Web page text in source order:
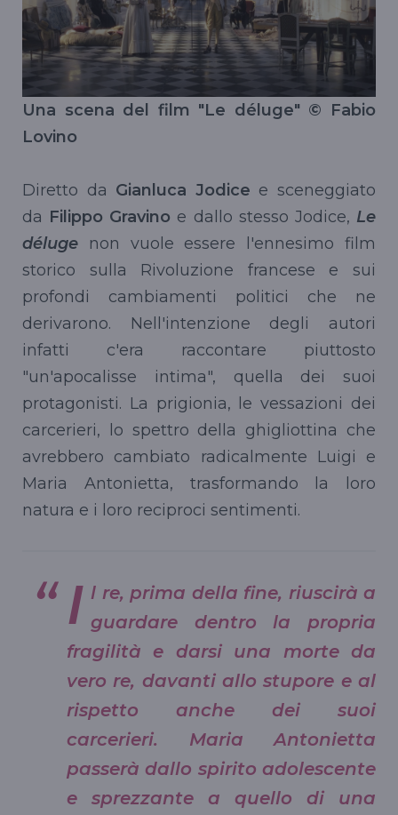
Una scena del film "Le déluge" © Fabio
Lovino
Diretto da Gianluca Jodice e sceneggiato
da Filippo Gravino e dallo stesso Jodice, Le
déluge non vuole essere l'ennesimo film
storico sulla Rivoluzione francese e sui
profondi cambiamenti politici che ne
derivarono. Nell'intenzione degli autori
infatti c'era raccontare piuttosto
"un'apocalisse intima", quella dei suoi
protagonisti. La prigionia, le vessazioni dei
carcerieri, lo spettro della ghigliottina che
avrebbero cambiato radicalmente Luigi e
Maria Antonietta, trasformando la loro
natura e i loro reciproci sentimenti.
I l re, prima della fine, riuscirà a
guardare dentro la propria
fragilità e darsi una morte da
vero re, davanti allo stupore e al
rispetto anche dei suoi
carcerieri. Maria Antonietta
passerà dallo spirito adolescente
e sprezzante a quello di una